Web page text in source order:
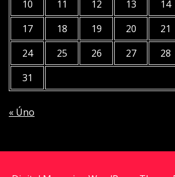
10
11 12 13 14
17
18 19 20 21
24
25 26 27 28
31
« Úno